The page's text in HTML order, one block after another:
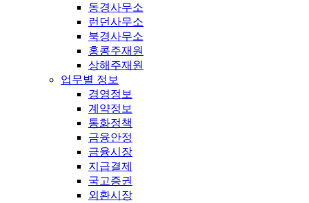
동경사무소
런던사무소
북경사무소
홍콩주재원
상해주재원
업무별 정보
경영정보
계약정보
통화정책
금융안정
금융시장
지급결제
국고증권
외환시장